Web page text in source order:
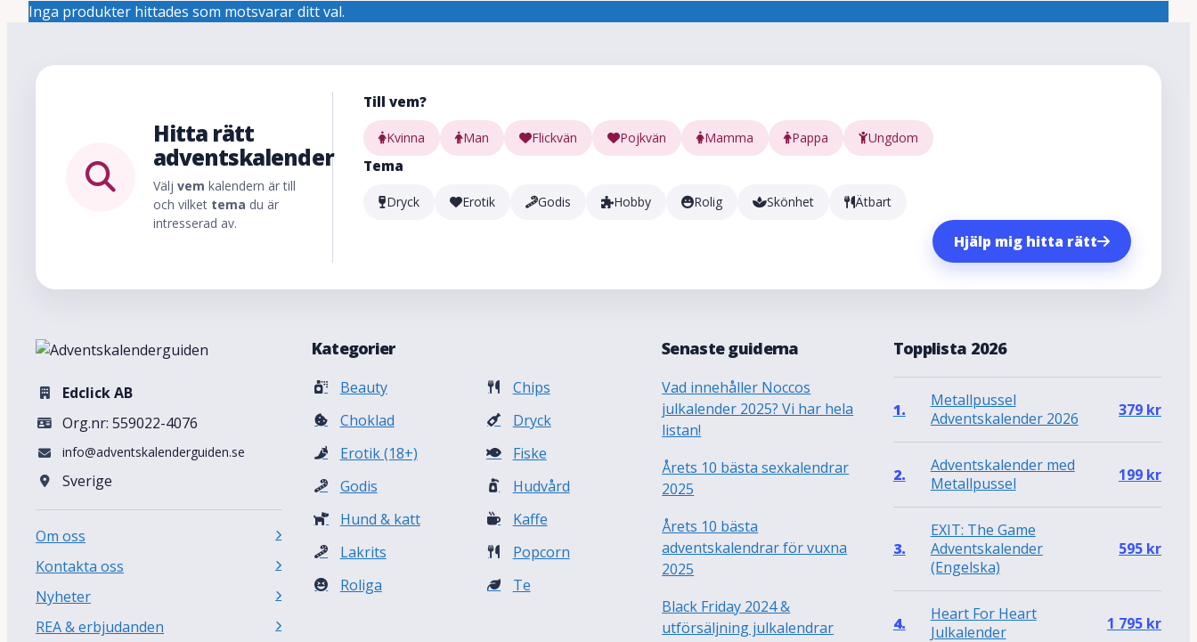
Inga produkter hittades som motsvarar ditt val.
Hitta rätt
adventskalender
Välj vem kalendern är till
och vilket tema du är
intresserad av.
Till vem?
Kvinna Man Flickvän Pojkvän Mamma Pappa Ungdom
Tema
Dryck Erotik Godis Hobby Rolig Skönhet Ätbart
Hjälp mig hitta rätt
Edclick AB
Org.nr: 559022-4076
info@adventskalenderguiden.se
Sverige
Om oss
Kontakta oss
Nyheter
REA & erbjudanden
Kategorier
Beauty
Chips
Choklad
Dryck
Erotik (18+)
Fiske
Godis
Hudvård
Hund & katt
Kaffe
Lakrits
Popcorn
Roliga
Te
Senaste guiderna
Vad innehåller Noccos
julkalender 2025? Vi har hela
listan!
Årets 10 bästa sexkalendrar
2025
Årets 10 bästa
adventskalendrar för vuxna
2025
Black Friday 2024 &
utförsäljning julkalendrar
Topplista 2026
1.
Metallpussel
Adventskalender 2026
379 kr
2.
Adventskalender med
Metallpussel
199 kr
3.
EXIT: The Game
Adventskalender
(Engelska)
595 kr
4.
Heart For Heart
Julkalender
1 795 kr